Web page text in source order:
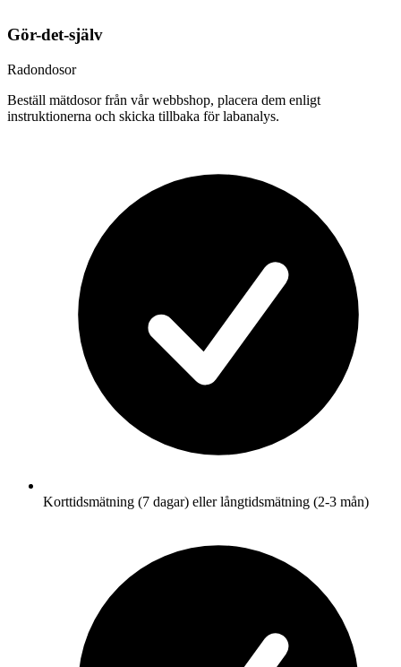
Gör-det-själv
Radondosor
Beställ mätdosor från vår webbshop, placera dem enligt
instruktionerna och skicka tillbaka för labanalys.
Korttidsmätning (7 dagar) eller långtidsmätning (2-3 mån)